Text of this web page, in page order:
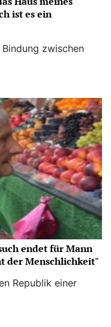
ist es ein
zwischen
endet für Mann
der Menschlichkeit"
Republik einer